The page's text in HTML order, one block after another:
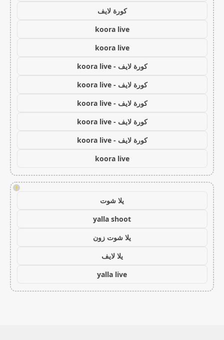
كورة لايف
koora live
koora live
كورة لايف - koora live
كورة لايف - koora live
كورة لايف - koora live
كورة لايف - koora live
كورة لايف - koora live
koora live
!
يلا شوت
yalla shoot
يلا شوت زون
يلا لايف
yalla live